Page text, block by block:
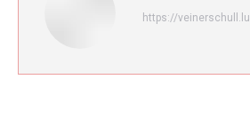
https://veinerschull.lu